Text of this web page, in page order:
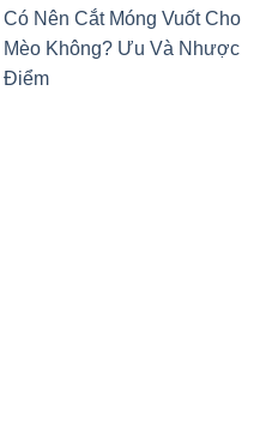
Có Nên Cắt Móng Vuốt Cho
Mèo Không? Ưu Và Nhược
Điểm